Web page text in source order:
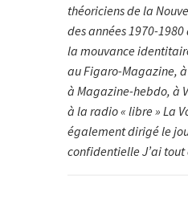
théoriciens de la
des années 1970-
la mouvance
au Figaro-Magazine, à
à Magazine-hebdo, à
à la radio « libre » La
également dirigé le
confidentielle J’ai tout